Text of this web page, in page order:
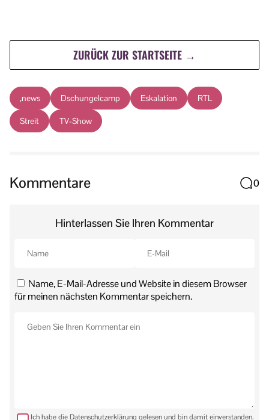
ZURÜCK ZUR STARTSEITE →
,news Dschungelcamp Eskalation RTL
Streit TV-Show
Kommentare 0
Hinterlassen Sie Ihren Kommentar
Name, E-Mail-Adresse und Website in diesem Browser
für meinen nächsten Kommentar speichern.
Ich habe die Datenschutzerklärung gelesen und bin damit einverstanden.